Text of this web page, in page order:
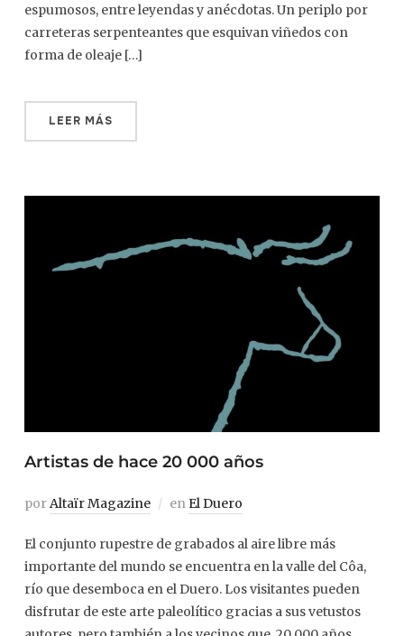
espumosos, entre leyendas y anécdotas. Un periplo por
carreteras serpenteantes que esquivan viñedos con
forma de oleaje […]
LEER MÁS
Artistas de hace 20 000 años
porAltaïr Magazine en El Duero
El conjunto rupestre de grabados al aire libre más
importante del mundo se encuentra en la valle del Côa,
río que desemboca en el Duero. Los visitantes pueden
disfrutar de este arte paleolítico gracias a sus vetustos